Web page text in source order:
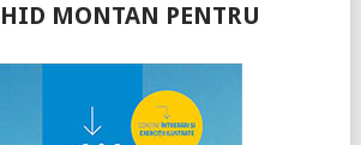
MONTAN PENTRU